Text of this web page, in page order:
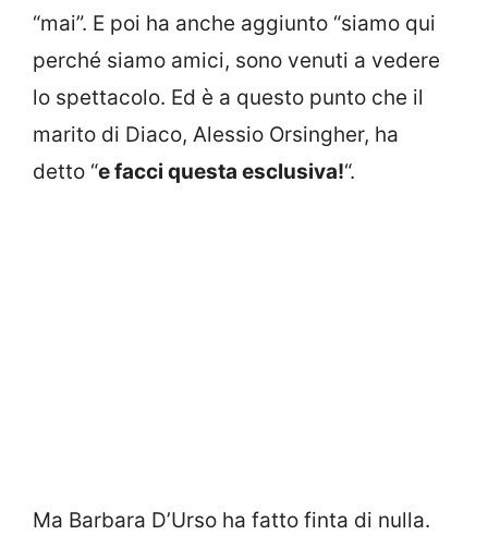
“mai”. E poi ha anche aggiunto “siamo qui
perché siamo amici, sono venuti a vedere
lo spettacolo. Ed è a questo punto che il
marito di Diaco, Alessio Orsingher, ha
detto “e facci questa esclusiva!“.
Ma Barbara D’Urso ha fatto finta di nulla.